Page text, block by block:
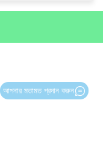
আপনার মতামত প্রদান করুন